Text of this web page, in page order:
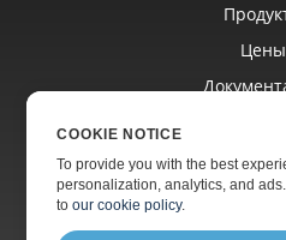
Цены
Платная
COOKIE NOTICE
To provide you with the best
personalization, analytics, and
toour cookie policy.